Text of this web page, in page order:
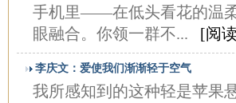
手机里——在低头看花的温
眼融合。你领一群不... [阅
李庆文：爱使我们渐渐轻于空气
我所感知到的这种轻是苹果